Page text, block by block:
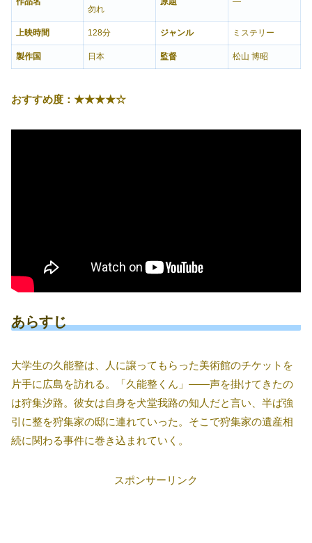
勿れ
上映時間 128分 ジャンル ミステリー
製作国 日本 監督 松山 博昭
おすすめ度：★★★★☆
あらすじ
大学生の久能整は、人に譲ってもらった美術館のチケットを
片手に広島を訪れる。「久能整くん」――声を掛けてきたの
は狩集汐路。彼女は自身を犬堂我路の知人だと言い、半ば強
引に整を狩集家の邸に連れていった。そこで狩集家の遺産相
続に関わる事件に巻き込まれていく。
スポンサーリンク